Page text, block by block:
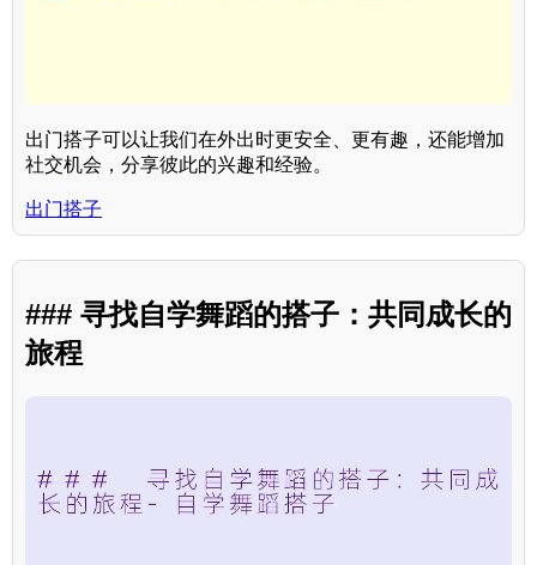
出门搭子可以让我们在外出时更安全、更有趣，还能增加
社交机会，分享彼此的兴趣和经验。
出门搭子
### 寻找自学舞蹈的搭子：共同成长的
旅程